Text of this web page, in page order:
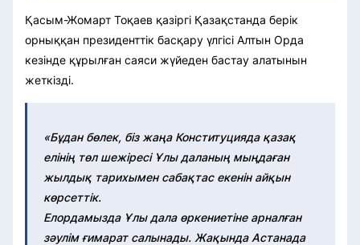
Қасым-Жомарт Тоқаев қазіргі Қазақстанда берік
орныққан президенттік басқару үлгісі Алтын Орда
кезінде құрылған саяси жүйеден бастау алатынын
жеткізді.
«Бұдан бөлек, біз жаңа Конституцияда қазақ
елінің төл шежіресі Ұлы даланың мыңдаған
жылдық тарихымен сабақтас екенін айқын
көрсеттік.
Елордамызда Ұлы дала өркениетіне арналған
зәулім ғимарат салынады. Жақында Астанада